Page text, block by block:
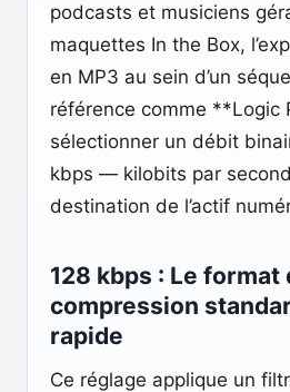
podcasts et musiciens
maquettes In the Box,
en MP3 au sein d’un
référence comme **Logic
sélectionner un débit
kbps — kilobits par
destination de l’actif
128 kbps : Le format
compression
rapide
Ce réglage applique un